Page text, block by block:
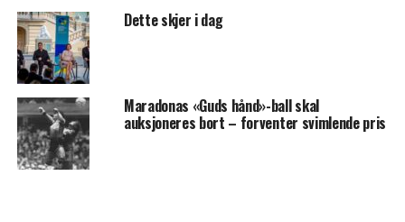
Dette skjer i dag
Maradonas «Guds hånd»-ball skal
auksjoneres bort – forventer svimlende pris